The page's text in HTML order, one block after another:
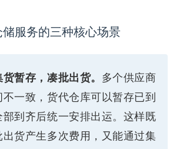
服务的三种核心场景
暂存，凑批出货。 多个供应商
一致，货代仓库可以暂存已到
部到齐后统一安排出运。这样既
出货产生多次费用，又能通过集